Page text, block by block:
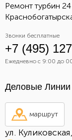
Ремонт турбин
Звонки бесплатные
+7 (495)
Ежедневно с 9:00 до
Деловые Линии
маршрут
ул.